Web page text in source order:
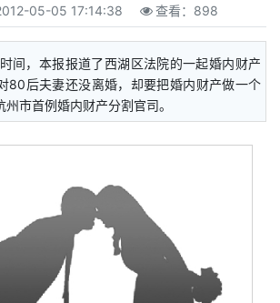
05-05 17:14:38 查看： 898
间，本报报道了西湖区法院的一起婚内财产
80后夫妻还没离婚，却要把婚内财产做一个
市首例婚内财产分割官司。